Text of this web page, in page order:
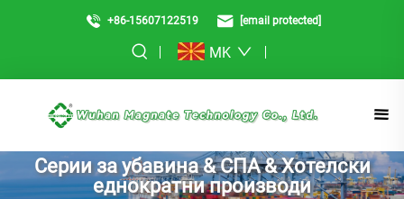
+86-15607122519 [email protected]
MK
Серии за убавина & СПА & Хотелски
еднократни производи